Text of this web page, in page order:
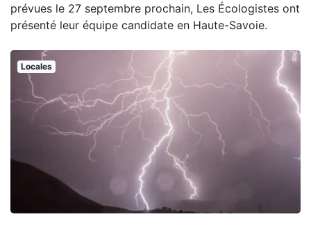
prévues le 27 septembre prochain, Les Écologistes ont
présenté leur équipe candidate en Haute-Savoie.
Locales